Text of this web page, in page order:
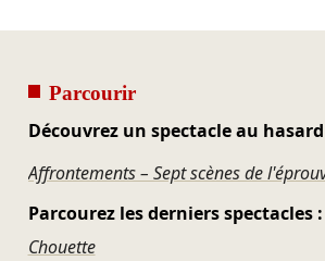
Parcourir
Découvrez un spectacle au
Affrontements – Sept scènes de
Parcourez les derniers spectacles :
Chouette